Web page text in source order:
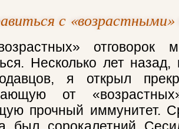
с
отговорок
Несколько лет назад,
я открыл
от
прочный иммунитет.